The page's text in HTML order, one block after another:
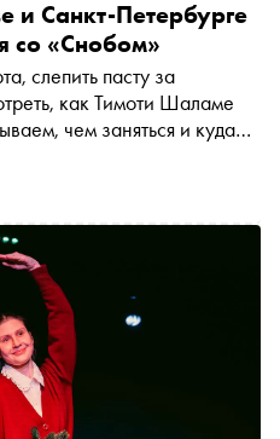
и Санкт-Петербурге
со «Снобом»
слепить пасту за
как Тимоти Шаламе
чем заняться и куда